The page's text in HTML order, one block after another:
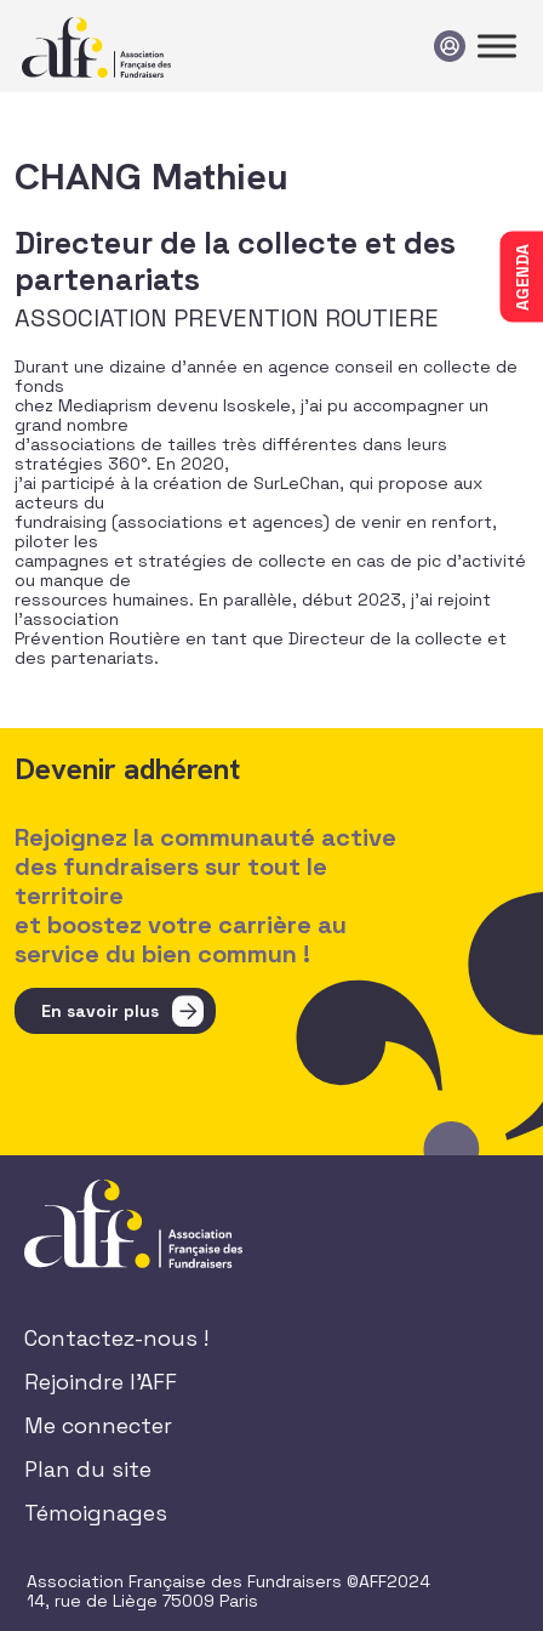
AGENDA
CHANG Mathieu
Directeur de la collecte et des
partenariats
ASSOCIATION PREVENTION ROUTIERE
Durant une dizaine d’année en agence conseil en collecte de
fonds
chez Mediaprism devenu Isoskele, j’ai pu accompagner un
grand nombre
d’associations de tailles très différentes dans leurs
stratégies 360°. En 2020,
j’ai participé à la création de SurLeChan, qui propose aux
acteurs du
fundraising (associations et agences) de venir en renfort,
piloter les
campagnes et stratégies de collecte en cas de pic d’activité
ou manque de
ressources humaines. En parallèle, début 2023, j’ai rejoint
l’association
Prévention Routière en tant que Directeur de la collecte et
des partenariats.
Devenir adhérent
Rejoignez la communauté active
des fundraisers sur tout le
territoire
et boostez votre carrière au
service du bien commun !
En savoir plus
Contactez-nous !
Rejoindre l'AFF
Me connecter
Plan du site
Témoignages
Association Française des Fundraisers ©AFF2024
14, rue de Liège 75009 Paris